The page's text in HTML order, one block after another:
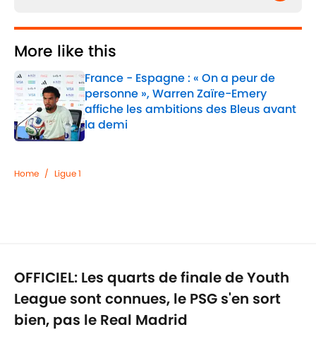
More like this
France - Espagne : « On a peur de
personne », Warren Zaïre-Emery
affiche les ambitions des Bleus avant
la demi
Published by on Invalid Date
Home / Ligue 1
OFFICIEL: Les quarts de finale de Youth
League sont connues, le PSG s'en sort
bien, pas le Real Madrid